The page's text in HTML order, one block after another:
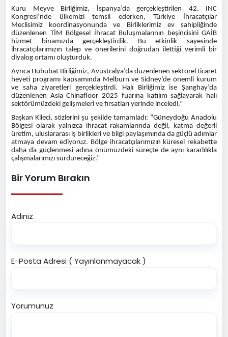
Kuru Meyve Birliğimiz, İspanya’da gerçekleştirilen 42. INC
Kongresi’nde ülkemizi temsil ederken, Türkiye İhracatçılar
Meclisimiz koordinasyonunda ve Birliklerimiz ev sahipliğinde
düzenlenen TİM Bölgesel İhracat Buluşmalarının beşincisini GAİB
hizmet binamızda gerçekleştirdik. Bu etkinlik sayesinde
ihracatçılarımızın talep ve önerilerini doğrudan ilettiği verimli bir
diyalog ortamı oluşturduk.
Ayrıca Hububat Birliğimiz, Avustralya’da düzenlenen sektörel ticaret
heyeti programı kapsamında Melburn ve Sidney’de önemli kurum
ve saha ziyaretleri gerçekleştirdi. Halı Birliğimiz ise Şanghay’da
düzenlenen Asia Chinafloor 2025 fuarına katılım sağlayarak halı
sektörümüzdeki gelişmeleri ve fırsatları yerinde inceledi.”
Başkan Kileci, sözlerini şu şekilde tamamladı: “Güneydoğu Anadolu
Bölgesi olarak yalnızca ihracat rakamlarında değil, katma değerli
üretim, uluslararası iş birlikleri ve bilgi paylaşımında da güçlü adımlar
atmaya devam ediyoruz. Bölge ihracatçılarımızın küresel rekabette
daha da güçlenmesi adına önümüzdeki süreçte de aynı kararlılıkla
çalışmalarımızı sürdüreceğiz.”
Bir Yorum Bırakın
Adınız
E-Posta Adresi ( Yayınlanmayacak )
Yorumunuz